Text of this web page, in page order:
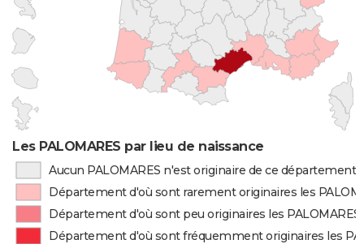
Les PALOMARES par lieu de naissance
Aucun PALOMARES n'est originaire de ce département
Département d'où sont rarement originaires les
Département d'où sont peu originaires les PALOMARES
Département d'où sont fréquemment originaires les